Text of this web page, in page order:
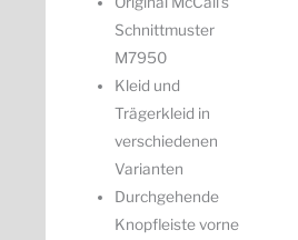
Schnittmuster
M7950
Kleid und
Trägerkleid in
verschiedenen
Varianten
Durchgehende
Knopfleiste vorne